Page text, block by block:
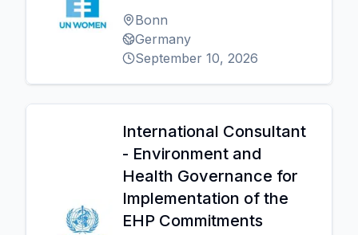
Bonn
Germany
September 10, 2026
International Consultant
- Environment and
Health Governance for
Implementation of the
EHP Commitments